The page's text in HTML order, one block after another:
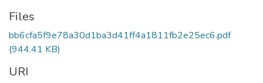
Files
bb6cfa5f9e78a30d1ba3d41ff4a1811fb2e25ec6.pdf
(944.41 KB)
URI